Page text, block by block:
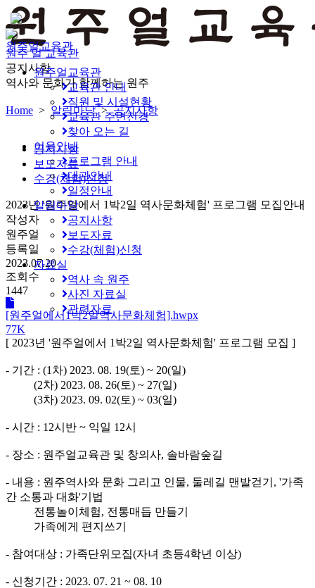
원주얼교육관
원주얼교육관
교육관 안내
직원 및 시설현황
교육관 주변전경
찾아 오는 길
이용안내
프로그램 안내
대관안내
일정안내
알림마당
공지사항
보도자료
수강(체험)신청
자료실
역사 속 원주
사진 자료실
관련자료
원주 얼 교육관
공지사항
역사와 문화가 함께하는 원주
Home > 알림마당>공지사항
공지사항
보도자료
수강(체험)신청
2023년 '원주얼에서 1박2일 역사문화체험' 프로그램 모집안내
작성자
원주얼
등록일
2023.07.20
조회수
1447
[원주얼에서1박2일역사문화체험].hwpx
77K
[ 2023년 '원주얼에서 1박2일 역사문화체험' 프로그램 모집 ]
- 기간 : (1차) 2023. 08. 19(토) ~ 20(일)
(2차) 2023. 08. 26(토) ~ 27(일)
(3차) 2023. 09. 02(토) ~ 03(일)
- 시간 : 12시반 ~ 익일 12시
- 장소 : 원주얼교육관 및 창의사, 솔바람숲길
- 내용 : 원주역사와 문화 그리고 인물, 둘레길 맨발걷기, '가족
간 소통과 대화'기법
전통놀이체험, 전통매듭 만들기
가족에게 편지쓰기
- 참여대상 : 가족단위모집(자녀 초등4학년 이상)
- 신청기간 : 2023. 07. 21 ~ 08. 10